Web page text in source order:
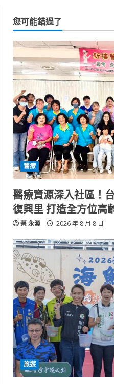
您可能錯過了
醫療
醫療資源深入社區！
復興里 打造全方位高
蔡 永源 2026 年 8 月 8 日
旅遊